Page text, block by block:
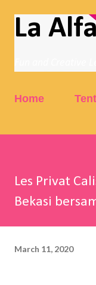
La
Home
Les Privat
Bekasi
March 11, 2020